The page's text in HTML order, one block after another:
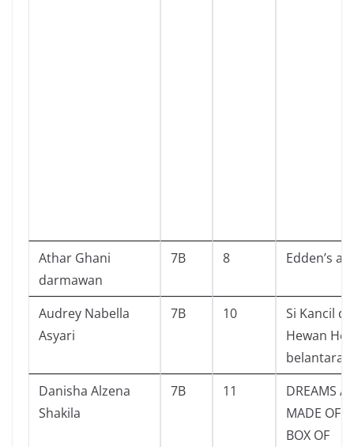
Athar Ghani
darmawan
7B 8 Edden’s
Audrey Nabella
Asyari
7B 10
Si Kancil
Hewan
belantara
Danisha Alzena
Shakila
7B 11
DREAMS
MADE OF A
BOX OF